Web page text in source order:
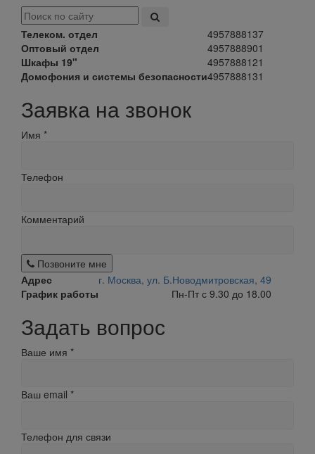
Телеком. отдел
4957888137
Оптовый отдел
4957888901
Шкафы 19"
4957888121
Домофония и системы безопасности4957888131
Заявка на звонок
Имя *
Телефон
Комментарий
Позвоните мне
Адрес
г. Москва, ул. Б.Новодмитровская, 49
График работы
Пн-Пт с 9.30 до 18.00
Задать вопрос
Ваше имя *
Ваш email *
Телефон для связи